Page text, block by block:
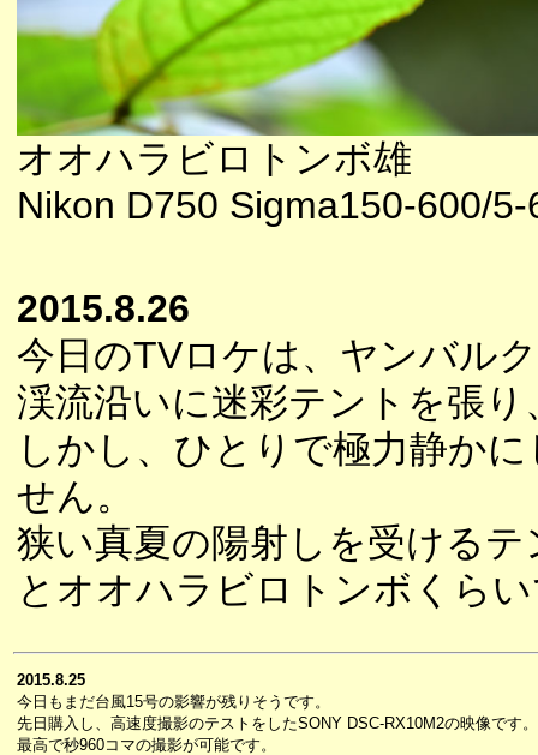
オオハラビロトンボ雄
Nikon D750 Sigma150-600/5-
2015.8.26
今日のTVロケは、ヤンバル
渓流沿いに迷彩テントを張
しかし、ひとりで極力静か
せん。
狭い真夏の陽射しを受ける
とオオハラビロトンボくら
2015.8.25
今日もまだ台風15号の影響が残りそうです。
先日購入し、高速度撮影のテストをしたSONY DSC-RX10M2の映像です。
最高で秒960コマの撮影が可能です。